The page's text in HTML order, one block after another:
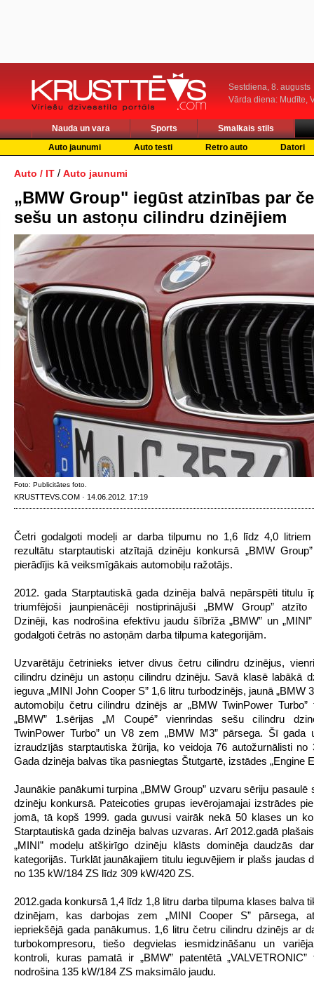
Sestdiena, 8. augusts
Vārda diena: Mudīte,
Nauda un vara Sports
Smalkais stils
Auto jaunumi
Auto testi Retro auto Datori
Auto / IT / Auto jaunumi
„BMW Group" iegūst atzinības par
sešu un astoņu cilindru dzinējiem
Foto: Publicitātes foto.
KRUSTTEVS.COM · 14.06.2012. 17:19
Četri godalgoti modeļi ar darba tilpumu no 1,6 līdz 4,0
rezultātu starptautiski atzītajā dzinēju konkursā „BMW
pierādījis kā veiksmīgākais automobiļu ražotājs.
2012. gada Starptautiskā gada dzinēja balvā nepārspēti titulu
triumfējoši jaunpienācēji nostiprinājuši „BMW Group” atzīto
Dzinēji, kas nodrošina efektīvu jaudu šībrīža „BMW” un
godalgoti četrās no astoņām darba tilpuma kategorijām.
Uzvarētāju četrinieks ietver divus četru cilindru dzinējus,
cilindru dzinēju un astoņu cilindru dzinēju. Savā klasē labākā
ieguva „MINI John Cooper S” 1,6 litru turbodzinējs, jaunā „BMW
automobiļu četru cilindru dzinējs ar „BMW TwinPower Turbo”
„BMW” 1.sērijas „M Coupé” vienrindas sešu cilindru
TwinPower Turbo” un V8 zem „BMW M3” pārsega. Šī gada
izraudzījās starptautiska žūrija, ko veidoja 76 autožurnālisti no
Gada dzinēja balvas tika pasniegtas Štutgartē, izstādes „Engine
Jaunākie panākumi turpina „BMW Group” uzvaru sēriju pasaulē
dzinēju konkursā. Pateicoties grupas ievērojamajai izstrādes
jomā, tā kopš 1999. gada guvusi vairāk nekā 50 klases un
Starptautiskā gada dzinēja balvas uzvaras. Arī 2012.gadā plašais
„MINI” modeļu atšķirīgo dzinēju klāsts dominēja daudzās
kategorijās. Turklāt jaunākajiem titulu ieguvējiem ir plašs jaudas
no 135 kW/184 ZS līdz 309 kW/420 ZS.
2012.gada konkursā 1,4 līdz 1,8 litru darba tilpuma klases balva
dzinējam, kas darbojas zem „MINI Cooper S” pārsega,
iepriekšējā gada panākumus. 1,6 litru četru cilindru dzinējs ar
turbokompresoru, tiešo degvielas iesmidzināšanu un
kontroli, kuras pamatā ir „BMW” patentētā „VALVETRONIC”
nodrošina 135 kW/184 ZS maksimālo jaudu.